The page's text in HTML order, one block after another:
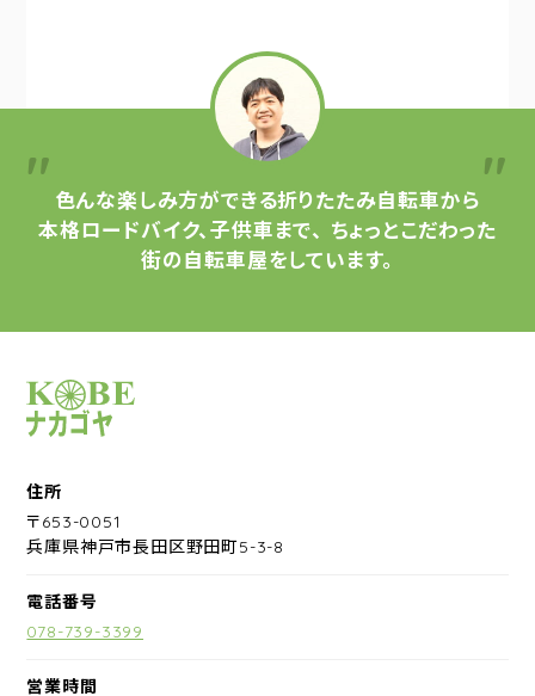
色んな楽しみ方ができる折りたたみ自転車から
本格ロードバイク、子供車まで、 ちょっとこだわった
街の自転車屋をしています。
サイクルショップナカゴヤ
住所
〒653-0051
兵庫県神戸市長田区野田町5-3-8
電話番号
078-739-3399
営業時間